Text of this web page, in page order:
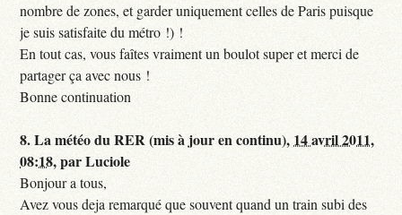
nombre de zones, et garder uniquement celles de Paris puisque
je suis satisfaite du métro !) !
En tout cas, vous faîtes vraiment un boulot super et merci de
partager ça avec nous !
Bonne continuation
8.La météo du RER (mis à jour en continu), 14 avril 2011,
08:18,parLuciole
Bonjour a tous,
Avez vous deja remarqué que souvent quand un train subi des